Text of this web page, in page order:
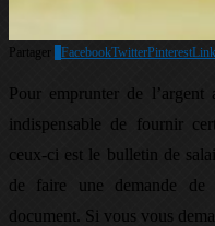
Partager FacebookTwitterPinterest
Pour emprunter de
indispensable de fournir
ceux-ci est le bulletin de
de faire une demande de
document. Si vous vous